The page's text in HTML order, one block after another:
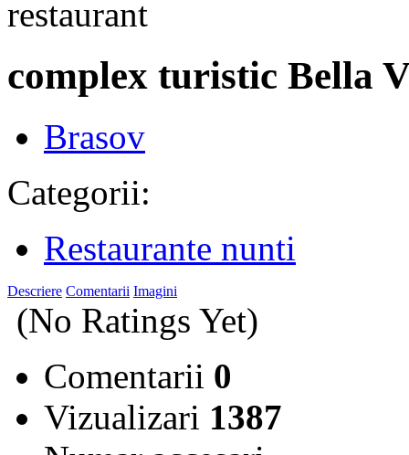
complex turistic Bella
Brasov
Categorii:
Restaurante nunti
Descriere Comentarii Imagini
(No Ratings Yet)
Comentarii 0
Vizualizari 1387